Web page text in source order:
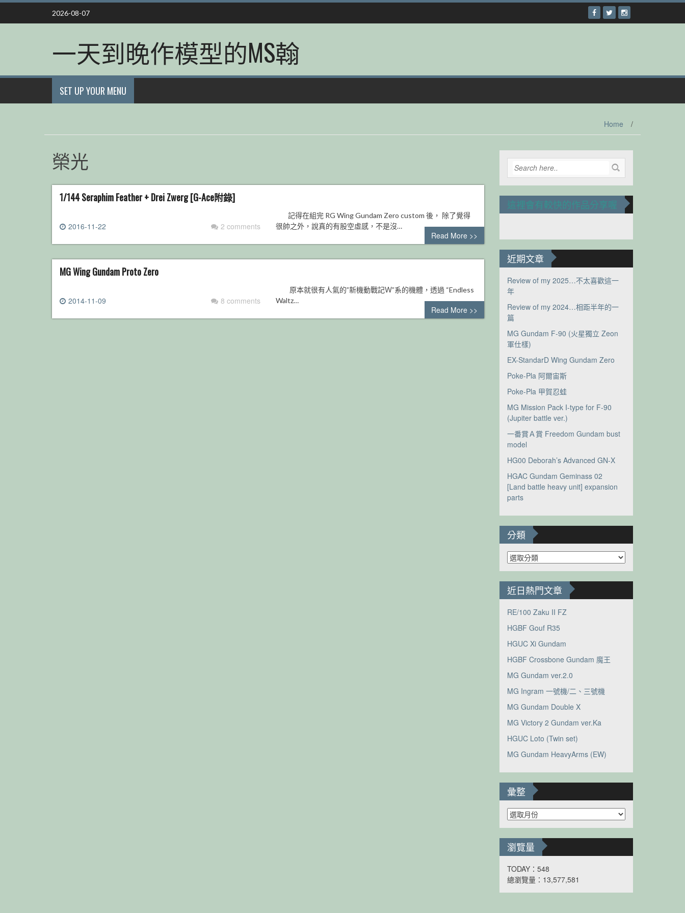
Skip
content
2026-08-07
一天到晚作模型的MS翰
SET UP YOUR MENU
Home /
榮光
1/144 Seraphim Feather + Drei Zwerg [G-Ace附錄]
2016-11-22 2 comments
記得在組完 RG Wing Gundam Zero custom 後， 除了覺得
很帥之外，說真的有股空虛感，不是沒…
Read More >>
MG Wing Gundam Proto Zero
2014-11-09 8 comments
原本就很有人氣的”新機動戰記Ｗ”系的機體，透過 “Endless
Waltz…
Read More >>
這裡會有較快的作品分享喔
近期文章
Review of my 2025…不太喜歡這一
年
Review of my 2024…相距半年的一
篇
MG Gundam F-90 (火星獨立 Zeon
軍仕樣)
EX-StandarD Wing Gundam Zero
Poke-Pla 阿爾宙斯
Poke-Pla 甲賀忍蛙
MG Mission Pack I-type for F-90
(Jupiter battle ver.)
一番賞Ａ賞 Freedom Gundam bust
model
HG00 Deborah’s Advanced GN-X
HGAC Gundam Geminass 02
[Land battle heavy unit] expansion
parts
分類
分
類
近日熱門文章
RE/100 Zaku II FZ
HGBF Gouf R35
HGUC Xi Gundam
HGBF Crossbone Gundam 魔王
MG Gundam ver.2.0
MG Ingram 一號機/二、三號機
MG Gundam Double X
MG Victory 2 Gundam ver.Ka
HGUC Loto (Twin set)
MG Gundam HeavyArms (EW)
彙整
彙
整
瀏覽量
TODAY：548
總瀏覽量：13,577,581